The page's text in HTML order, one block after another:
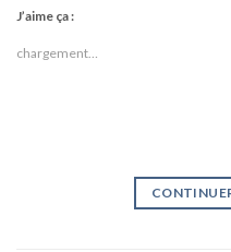
J’aime ça :
chargement…